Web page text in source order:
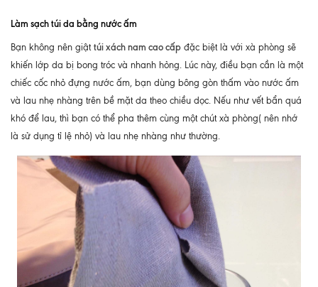
Làm sạch túi da bằng nước ấm
Bạn không nên giật túi xách nam cao cấp đặc biệt là với xà phòng sẽ
khiến lớp da bị bong tróc và nhanh hỏng. Lúc này, điều bạn cần là một
chiếc cốc nhỏ đựng nước ấm, bạn dùng bông gòn thấm vào nước ấm
và lau nhẹ nhàng trên bề mặt da theo chiều dọc. Nếu như vết bẩn quá
khó để lau, thì bạn có thể pha thêm cùng một chút xà phòng( nên nhớ
là sử dụng tỉ lệ nhỏ) và lau nhẹ nhàng như thường.